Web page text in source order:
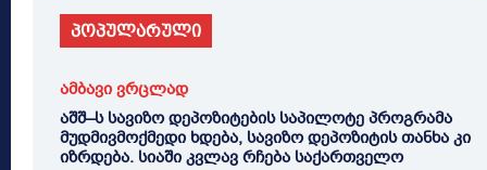
პოპულარული
ამბავი ვრცლად
აშშ–ს სავიზო დეპოზიტების საპილოტე პროგრამა
მუდმივმოქმედი ხდება, სავიზო დეპოზიტის თანხა კი
იზრდება. სიაში კვლავ რჩება საქართველო